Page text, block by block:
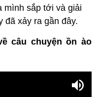
mình sắp tới và giải
đã xảy ra gần đây.
câu chuyện ồn ào